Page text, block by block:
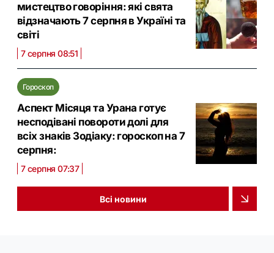
мистецтво говоріння: які свята
відзначають 7 серпня в Україні та
світі
7 серпня 08:51
Гороскоп
Аспект Місяця та Урана готує
несподівані повороти долі для
всіх знаків Зодіаку: гороскоп на 7
серпня:
7 серпня 07:37
Всі новини